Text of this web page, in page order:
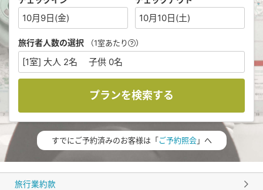
10月9日(金) 10月10日(土)
旅行者人数の選択 （1室あたり ）
[1室] 大人 2名 子供 0名
プランを検索する
すでにご予約済みのお客様は「ご予約照会」へ
旅行業約款